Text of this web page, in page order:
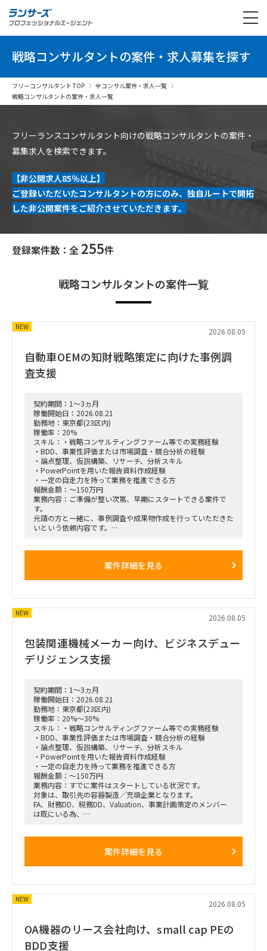
戦略コンサルタントの案件・求人募集を探す
フリーコンサルタント TOP
全コンサル案件・求人一覧
戦略コンサルタントの案件・求人一覧
フリーランスコンサルタント向けの戦略コンサルタントの案件・
募集求人を検索できます。
【非公開求人85％以上】
ご登録いただいたコンサルタントの方にのみ、独自ルートで開拓
した非公開案件をご紹介させていただきます。
登録案件数：全 255件
戦略コンサルタントの案件一覧
2026.08.05
NEW
自動車OEMの知財戦略策定に向けた事例調
査支援
契約期間：1～3ヵ月
稼働開始日：2026.08.21
勤務地：東京都(23区内)
稼働率：20%
スキル：・戦略コンサルティングファーム等での実務経験
・BDD、事業性評価または市場調査・競合分析の経験
・論点整理、仮説構築、リサーチ、分析スキル
・PowerPointを用いた報告資料作成経験
・一定の自走力を持って業務を推進できる方
報酬金額：～150万円
業務内容：ご準備が整い次第、早期にスタートできる案件で
す。
元請の方と一緒に、事例調査や成果物作成を行っていただきた
いという依頼内容です。
案件詳細を見る
2026.08.05
NEW
包装関連機械メーカー向け、ビジネスデュー
デリジェンス支援
契約期間：1～3ヵ月
稼働開始日：2026.08.21
勤務地：東京都(23区内)
稼働率：20%～30%
スキル：・戦略コンサルティングファーム等での実務経験
・BDD、事業性評価または市場調査・競合分析の経験
・論点整理、仮説構築、リサーチ、分析スキル
・PowerPointを用いた報告資料作成経験
・一定の自走力を持って業務を推進できる方
報酬金額：～150万円
業務内容：すでに案件はスタートしている状況です。
対象は、取引先の容器製造／充填企業となります。
FA、財務DD、税務DD、Valuation、事業計画策定のメンバー
は既にいる為、
・インタビュー設計、実施、結果の取りまとめ
・示唆抽出および報告資料の作成
・プロジェクトメンバーとの各種ディスカッション
案件詳細を見る
2026.08.05
NEW
OA機器のリース会社向け、small cap PEの
BDD支援